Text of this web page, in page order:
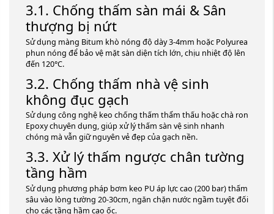
3.1. Chống thấm sàn mái & Sân
thượng bị nứt
Sử dụng màng Bitum khò nóng độ dày 3-4mm hoặc Polyurea
phun nóng để bảo vệ mặt sàn diện tích lớn, chịu nhiệt độ lên
đến 120°C.
3.2. Chống thấm nhà vệ sinh
không đục gạch
Sử dụng công nghệ keo chống thấm thẩm thấu hoặc chà ron
Epoxy chuyên dụng, giúp xử lý thấm sàn vệ sinh nhanh
chóng mà vẫn giữ nguyên vẻ đẹp của gạch nền.
3.3. Xử lý thấm ngược chân tường
tầng hầm
Sử dụng phương pháp bơm keo PU áp lực cao (200 bar) thấm
sâu vào lòng tường 20-30cm, ngăn chặn nước ngầm tuyệt đối
cho các tầng hầm cao ốc.